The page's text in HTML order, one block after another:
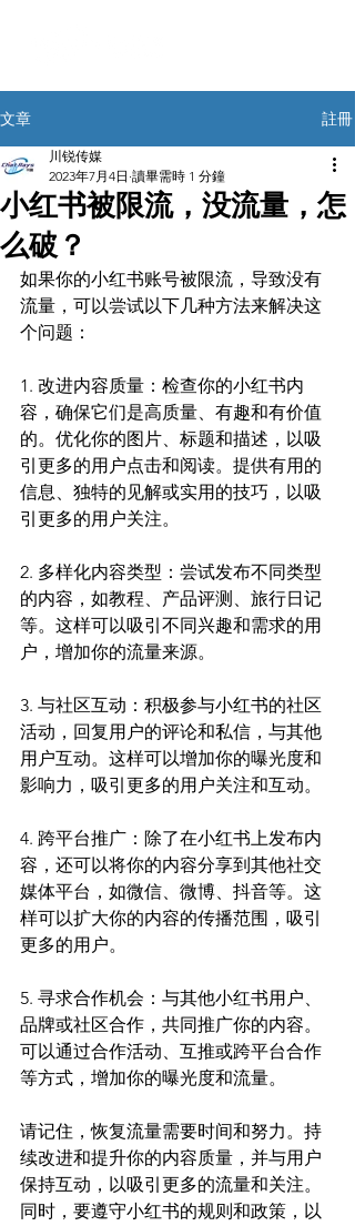
文章 註冊
小红书被限流，没流量，怎
么破？
川锐传媒
2023年7月4日 讀畢需時 1 分鐘
如果你的小红书账号被限流，导致没有
流量，可以尝试以下几种方法来解决这
个问题：
1. 改进内容质量：检查你的小红书内
容，确保它们是高质量、有趣和有价值
的。优化你的图片、标题和描述，以吸
引更多的用户点击和阅读。提供有用的
信息、独特的见解或实用的技巧，以吸
引更多的用户关注。
2. 多样化内容类型：尝试发布不同类型
的内容，如教程、产品评测、旅行日记
等。这样可以吸引不同兴趣和需求的用
户，增加你的流量来源。
3. 与社区互动：积极参与小红书的社区
活动，回复用户的评论和私信，与其他
用户互动。这样可以增加你的曝光度和
影响力，吸引更多的用户关注和互动。
4. 跨平台推广：除了在小红书上发布内
容，还可以将你的内容分享到其他社交
媒体平台，如微信、微博、抖音等。这
样可以扩大你的内容的传播范围，吸引
更多的用户。
5. 寻求合作机会：与其他小红书用户、
品牌或社区合作，共同推广你的内容。
可以通过合作活动、互推或跨平台合作
等方式，增加你的曝光度和流量。
请记住，恢复流量需要时间和努力。持
续改进和提升你的内容质量，并与用户
保持互动，以吸引更多的流量和关注。
同时，要遵守小红书的规则和政策，以